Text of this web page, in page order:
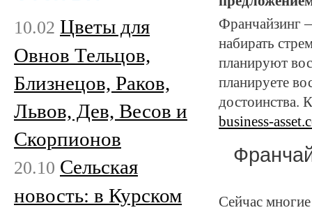
Франчайзинг
набирать
планируют
планируете
достоинства.
business-
Сейчас
10.02 Цветы для
Овнов Тельцов,
Близнецов, Раков,
Львов, Дев, Весов и
Скорпионов
20.10 Сельская
новость: в Курском